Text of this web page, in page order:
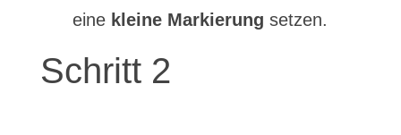
eine kleine Markierung setzen.
Schritt 2